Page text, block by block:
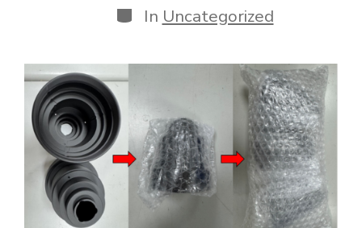
Kategorien
In Uncategorized